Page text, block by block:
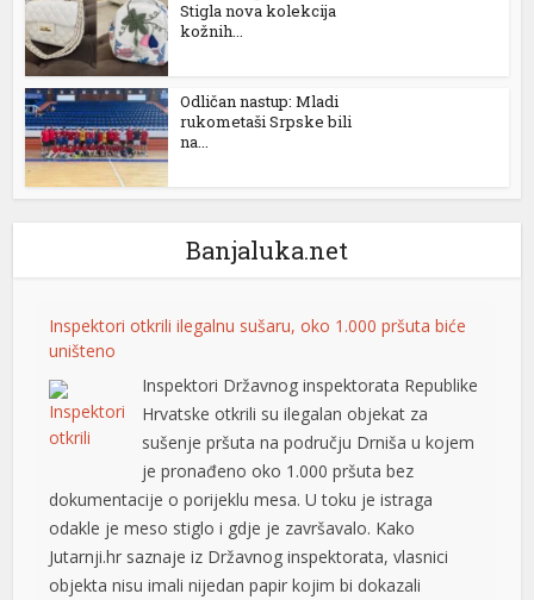
Stigla nova kolekcija
kožnih...
Odličan nastup: Mladi
rukometaši Srpske bili
na...
Banjaluka.net
Inspektori otkrili ilegalnu sušaru, oko 1.000 pršuta biće
uništeno
Inspektori Državnog inspektorata Republike
Hrvatske otkrili su ilegalan objekat za
sušenje pršuta na području Drniša u kojem
je pronađeno oko 1.000 pršuta bez
dokumentacije o porijeklu mesa. U toku je istraga
odakle je meso stiglo i gdje je završavalo. Kako
Jutarnji.hr saznaje iz Državnog inspektorata, vlasnici
objekta nisu imali nijedan papir kojim bi dokazali